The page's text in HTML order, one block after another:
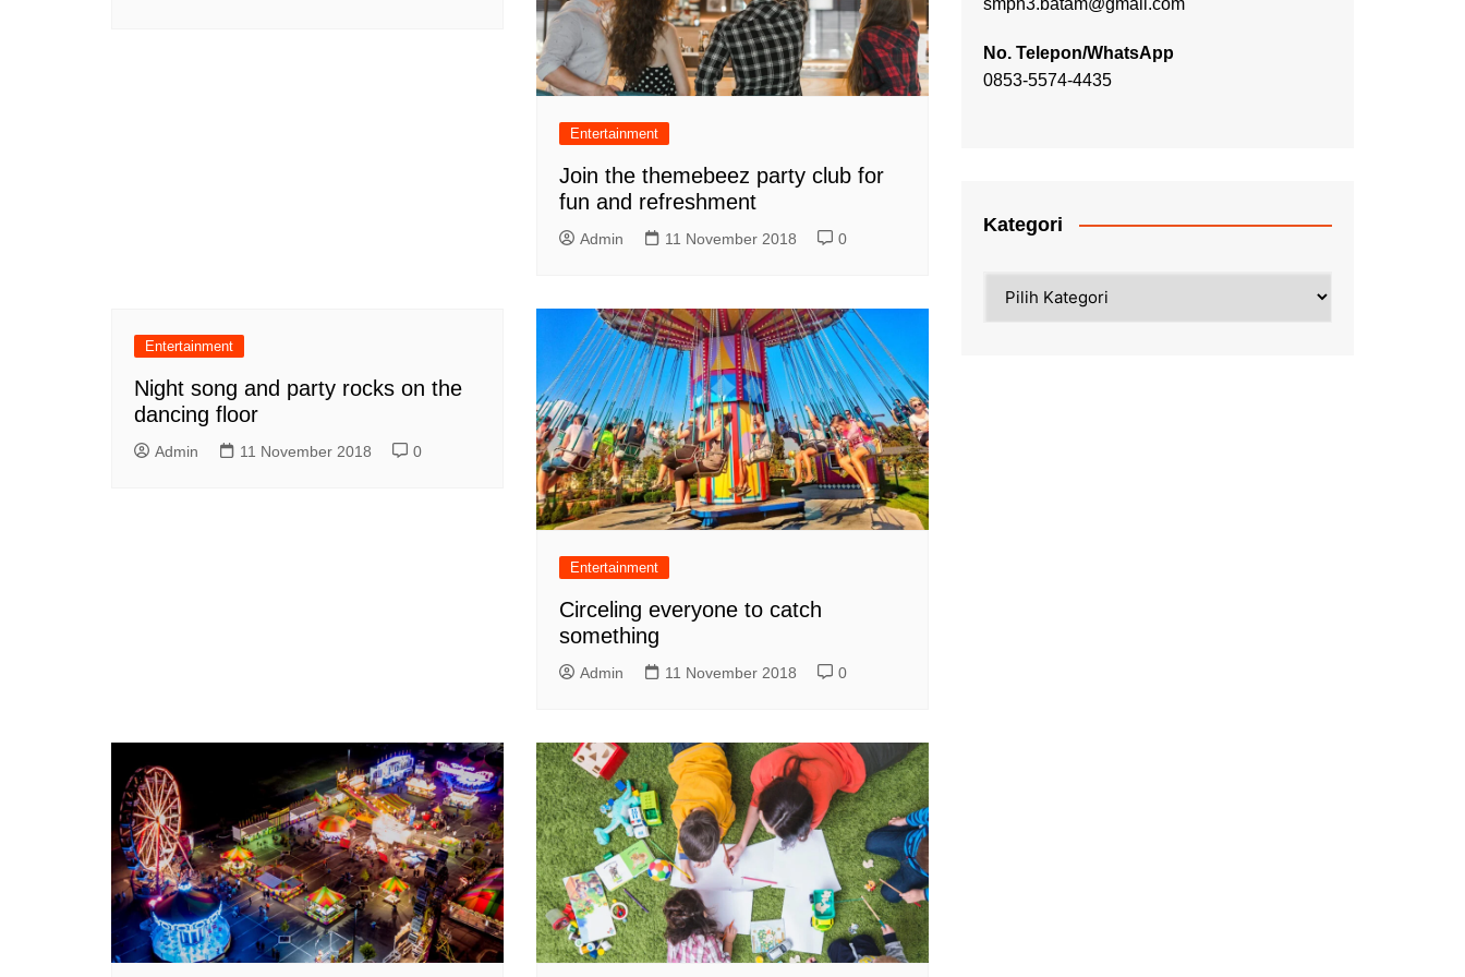
Entertainment
Join the themebeez party club for
fun and refreshment
Admin 11 November 2018 0
Entertainment
Night song and party rocks on the
dancing floor
Admin 11 November 2018 0
Entertainment
Circeling everyone to catch
something
Admin 11 November 2018 0
No. Telepon/WhatsApp
0853-5574-4435
Kategori